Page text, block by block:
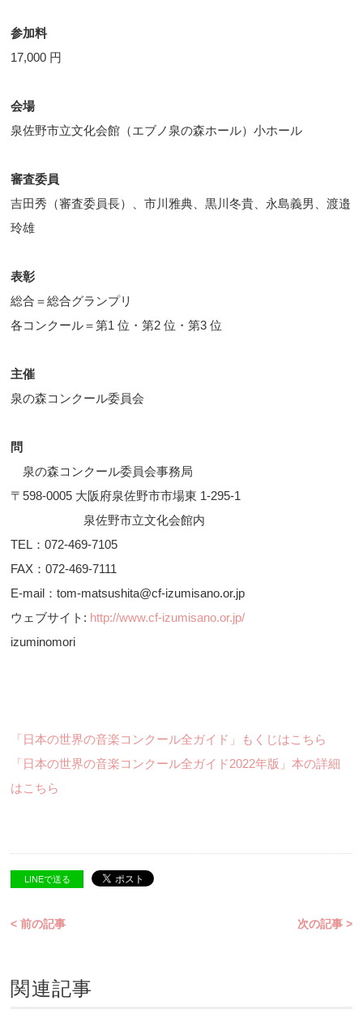
参加料
17,000 円
会場
泉佐野市立文化会館（エブノ泉の森ホール）小ホール
審査委員
吉田秀（審査委員長）、市川雅典、黒川冬貴、永島義男、渡邉
玲雄
表彰
総合＝総合グランプリ
各コンクール＝第1 位・第2 位・第3 位
主催
泉の森コンクール委員会
問
泉の森コンクール委員会事務局
〒598-0005 大阪府泉佐野市市場東 1-295-1
泉佐野市立文化会館内
TEL：072-469-7105
FAX：072-469-7111
E-mail：tom-matsushita@cf-izumisano.or.jp
ウェブサイト: http://www.cf-izumisano.or.jp/
izuminomori
「日本の世界の音楽コンクール全ガイド」もくじはこちら
「日本の世界の音楽コンクール全ガイド2022年版」本の詳細
はこちら
LINEで送る
< 前の記事 次の記事 >
関連記事